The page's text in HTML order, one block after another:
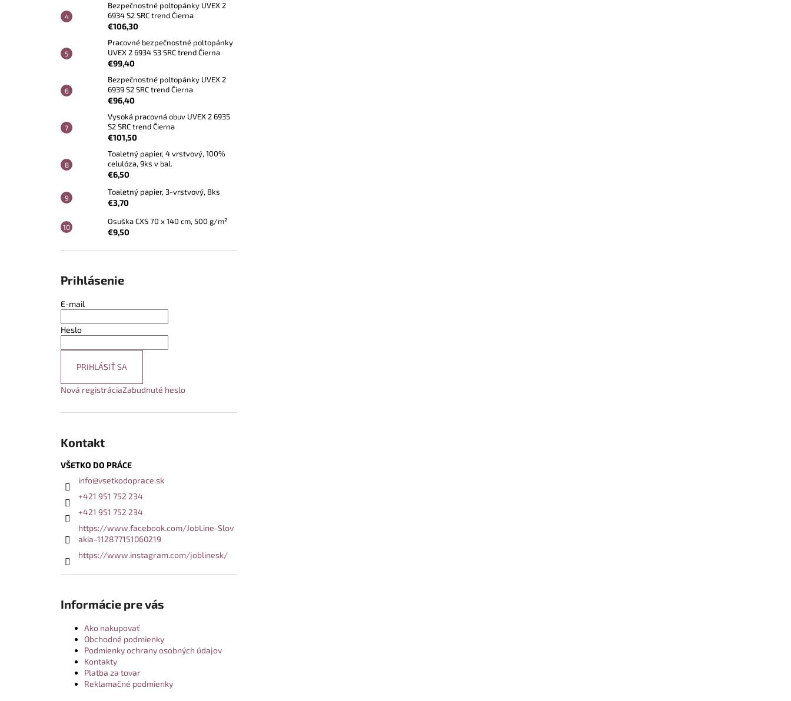
Bezpečnostné poltopánky UVEX 2
6934 S2 SRC trend Čierna
€106,30
Pracovné bezpečnostné poltopánky
UVEX 2 6934 S3 SRC trend Čierna
€99,40
Bezpečnostné poltopánky UVEX 2
6939 S2 SRC trend Čierna
€96,40
Vysoká pracovná obuv UVEX 2 6935
S2 SRC trend Čierna
€101,50
Toaletný papier, 4 vrstvový, 100%
celulóza, 9ks v bal.
€6,50
Toaletný papier, 3-vrstvový, 8ks
€3,70
Osuška CXS 70 x 140 cm, 500 g/m²
€9,50
Prihlásenie
E-mail
Heslo
PRIHLÁSIŤ SA
Nová registráciaZabudnuté heslo
Kontakt
VŠETKO DO PRÁCE
info@vsetkodoprace.sk
+421 951 752 234
+421 951 752 234
https://www.facebook.com/JobLine-Slov
akia-112877151060219
https://www.instagram.com/joblinesk/
Informácie pre vás
Ako nakupovať
Obchodné podmienky
Podmienky ochrany osobných údajov
Kontakty
Platba za tovar
Reklamačné podmienky